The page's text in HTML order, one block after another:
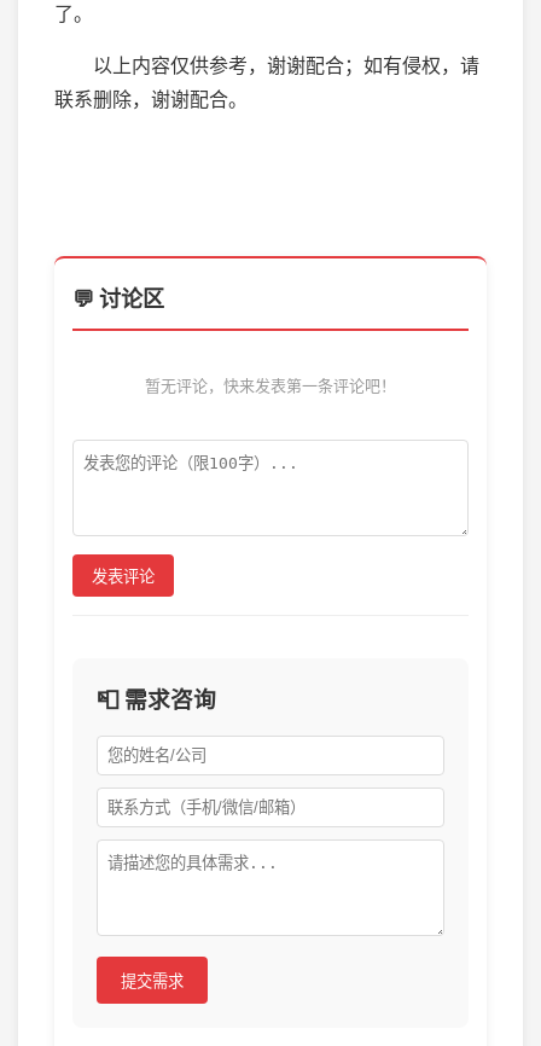
了。
以上内容仅供参考，谢谢配合；如有侵权，请
联系删除，谢谢配合。
💬 讨论区
暂无评论，快来发表第一条评论吧！
发表评论
📮 需求咨询
提交需求